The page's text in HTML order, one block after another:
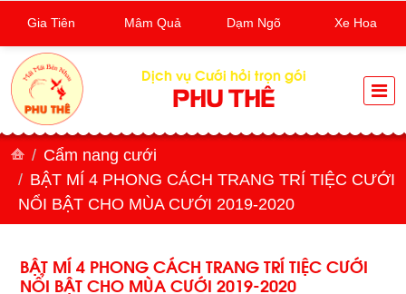
Dịch vụ Cưới hỏi trọn gói
PHU THÊ
Cẩm nang cưới
BẬT MÍ 4 PHONG CÁCH TRANG TRÍ TIỆC CƯỚI
NỔI BẬT CHO MÙA CƯỚI 2019-2020
BẬT MÍ 4 PHONG CÁCH TRANG TRÍ TIỆC CƯỚI
NỔI BẬT CHO MÙA CƯỚI 2019-2020
Gia Tiên Mâm Quả Dạm Ngõ Xe Hoa